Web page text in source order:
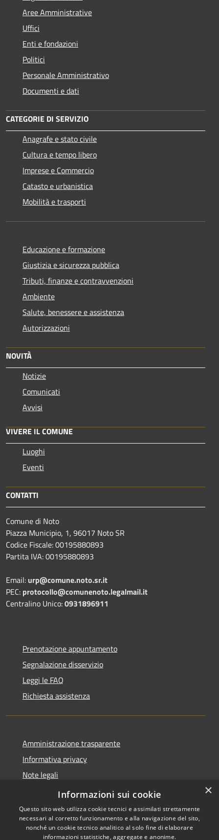
Aree Amministrative
Uffici
Enti e fondazioni
Politici
Personale Amministrativo
Documenti e dati
CATEGORIE DI SERVIZIO
Anagrafe e stato civile
Cultura e tempo libero
Imprese e Commercio
Catasto e urbanistica
Mobilità e trasporti
Educazione e formazione
Giustizia e sicurezza pubblica
Tributi, finanze e contravvenzioni
Ambiente
Salute, benessere e assistenza
Autorizzazioni
NOVITÀ
Notizie
Comunicati
Avvisi
VIVERE IL COMUNE
Luoghi
Eventi
CONTATTI
Comune di Noto
Piazza Municipio, 1, 96017 Noto SR
Codice Fiscale: 00195880893
Partita IVA: 00195880893
Email: urp@comune.noto.sr.it
PEC: protocollo@comunenoto.legalmail.it
Centralino Unico:0931896911
Prenotazione appuntamento
Segnalazione disservizio
Leggi le FAQ
Richiesta assistenza
Amministrazione trasparente
Informativa privacy
Note legali
Dichiarazione di accessibilità
×
Informazioni sui cookie
Questo sito web utilizza cookie tecnici e assimilati strettamente
necessari al corretto funzionamento e alla navigazione del sito,
nonché un cookie tecnico analitico al solo fine di elaborare
informazioni statistiche, aggregate e anonime.